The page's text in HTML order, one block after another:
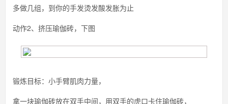
多做几组，到你的手发烫发酸发胀为止
动作2、挤压瑜伽砖，下图
锻炼目标：小手臂肌肉力量，
拿一块瑜伽砖放在双手中间，用双手的虎口卡住瑜伽砖，